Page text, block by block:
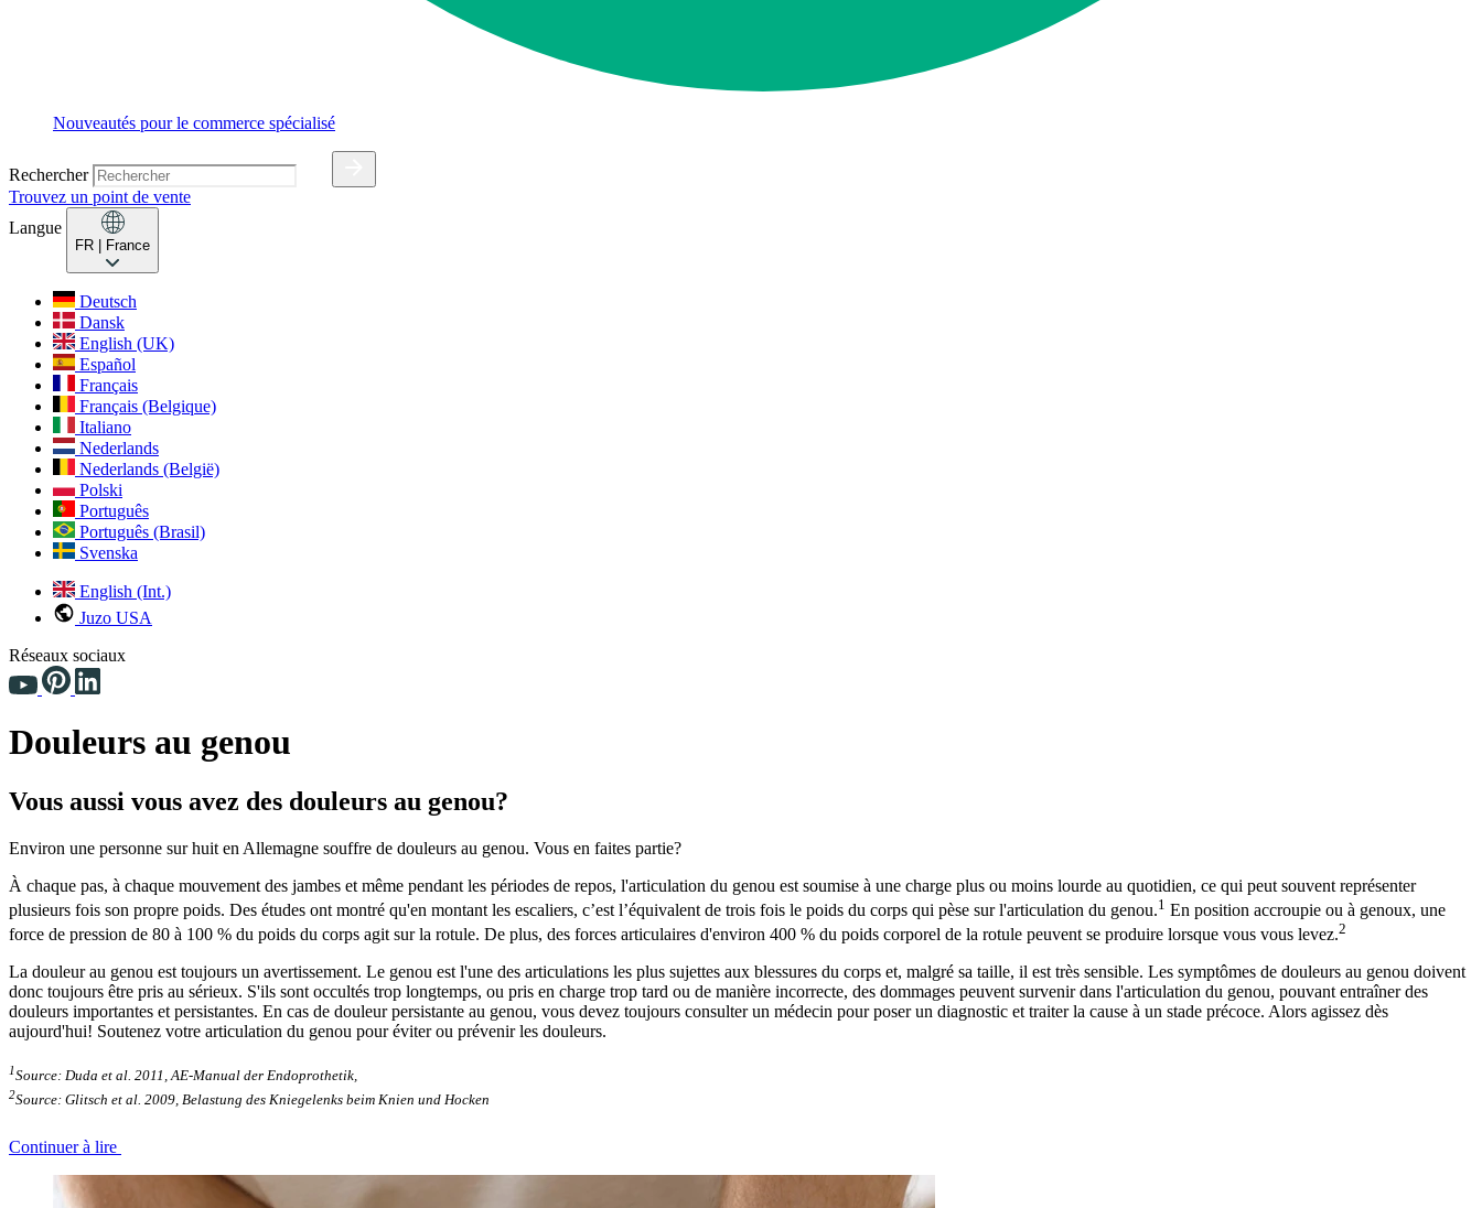
Nouveautés pour le commerce spécialisé
Rechercher
Trouvez un point de vente
Langue
FR | France
Deutsch
Dansk
English (UK)
Español
Français
Français (Belgique)
Italiano
Nederlands
Nederlands (België)
Polski
Português
Português (Brasil)
Svenska
English (Int.)
Juzo USA
Réseaux sociaux
Douleurs au genou
Vous aussi vous avez des douleurs au genou?
Environ une personne sur huit en Allemagne souffre de douleurs au genou. Vous en faites partie?
À chaque pas, à chaque mouvement des jambes et même pendant les périodes de repos, l'articulation du genou est soumise à une charge plus ou moins lourde au quotidien, ce qui peut souvent représenter
plusieurs fois son propre poids. Des études ont montré qu'en montant les escaliers, c’est l’équivalent de trois fois le poids du corps qui pèse sur l'articulation du genou.1 En position accroupie ou à genoux, une
force de pression de 80 à 100 % du poids du corps agit sur la rotule. De plus, des forces articulaires d'environ 400 % du poids corporel de la rotule peuvent se produire lorsque vous vous levez.2
La douleur au genou est toujours un avertissement. Le genou est l'une des articulations les plus sujettes aux blessures du corps et, malgré sa taille, il est très sensible. Les symptômes de douleurs au genou doivent
donc toujours être pris au sérieux. S'ils sont occultés trop longtemps, ou pris en charge trop tard ou de manière incorrecte, des dommages peuvent survenir dans l'articulation du genou, pouvant entraîner des
douleurs importantes et persistantes. En cas de douleur persistante au genou, vous devez toujours consulter un médecin pour poser un diagnostic et traiter la cause à un stade précoce. Alors agissez dès
aujourd'hui! Soutenez votre articulation du genou pour éviter ou prévenir les douleurs.
1Source: Duda et al. 2011, AE-Manual der Endoprothetik,
2Source: Glitsch et al. 2009, Belastung des Kniegelenks beim Knien und Hocken
Continuer à lire